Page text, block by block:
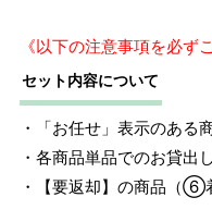
《以下の注意事項を必ず
セット内容について
・「お任せ」表示のある
・各商品単品でのお貸出
・【要返却】の商品（⑥